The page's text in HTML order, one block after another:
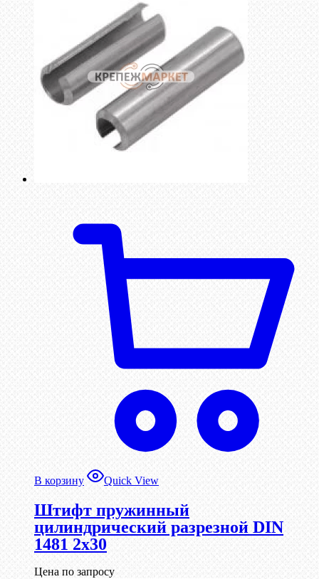
В корзину Quick View
Штифт пружинный
цилиндрический разрезной DIN
1481 2х30
Цена по запросу